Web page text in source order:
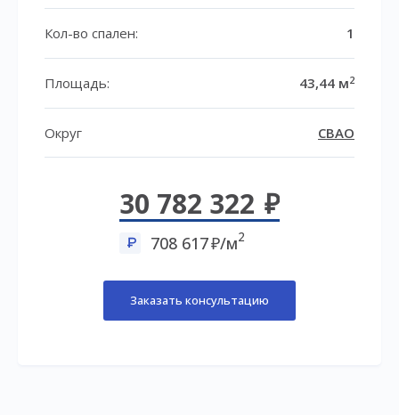
Кол-во спален: 1
Площадь: 43,44 м2
Округ СВАО
30 782 322
708 617 /м2
Заказать консультацию